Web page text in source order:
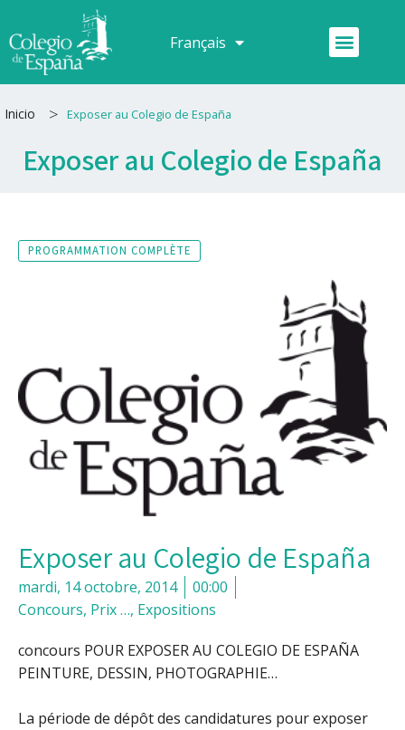
au
contenu
Français
Español Menu
Inicio > Exposer au Colegio de España
Exposer au Colegio de España
PROGRAMMATION COMPLÈTE
Exposer au Colegio de España
mardi, 14 octobre, 2014
00:00
Concours, Prix …, Expositions
concours POUR EXPOSER AU COLEGIO DE ESPAÑA
PEINTURE, DESSIN, PHOTOGRAPHIE…
La période de dépôt des candidatures pour exposer